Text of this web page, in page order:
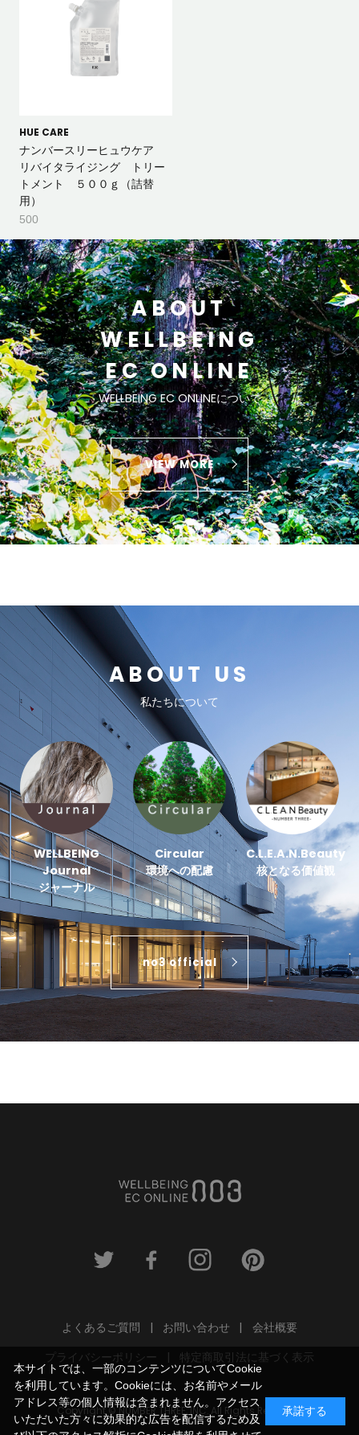
HUE CARE
ナンバースリーヒュウケア
リバイタライジング トリー
トメント ５００ｇ（詰替
用）
500
ABOUT
WELLBEING
EC ONLINE
WELLBEING EC ONLINEについて
VIEW MORE
ABOUT US
私たちについて
WELLBEING
Journal
ジャーナル
Circular
環境への配慮
C.L.E.A.N.Beauty
核となる価値観
no3 official
よくあるご質問 お問い合わせ
会社概要
プライバシーポリシー
特定商取引法に基づく表示
Copyright © NUMBER THREE, INC. All Rights Reserved.
本サイトでは、一部のコンテンツについてCookie
を利用しています。Cookieには、お名前やメール
アドレス等の個人情報は含まれません。アクセス
いただいた方々に効果的な広告を配信するため及
承諾する